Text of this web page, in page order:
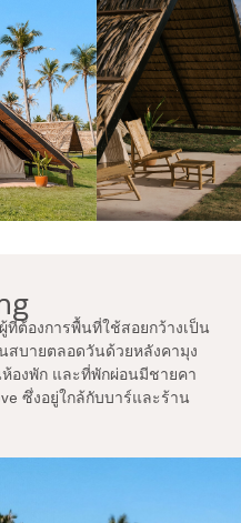
ที่ต้องการพื้นที่ใช้สอยกว้างเป็น
สบายตลอดวันด้วยหลังคามุง
องพัก และที่พักผ่อนมีชายคา
ซึ่งอยู่ใกล้กับบาร์และร้าน
. 12:00